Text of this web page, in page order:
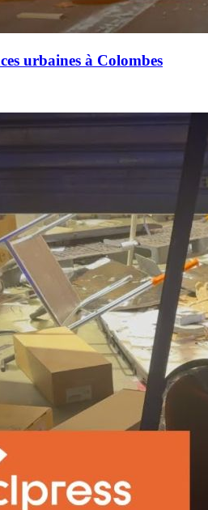
urbaines à Colombes